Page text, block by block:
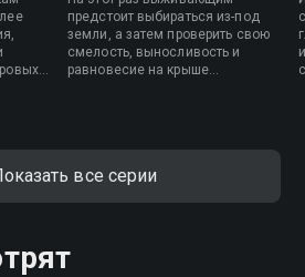
предстоит выбираться из-под
земли, а затем проверить свою
смелость, выносливость и
равновесие на крыше
все серии